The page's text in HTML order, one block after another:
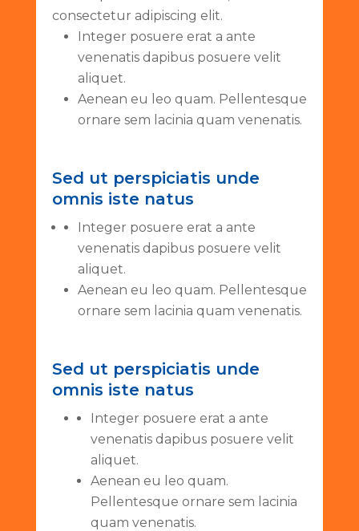
consectetur adipiscing elit.
Integer posuere erat a ante
venenatis dapibus posuere velit
aliquet.
Aenean eu leo quam. Pellentesque
ornare sem lacinia quam venenatis.
Sed ut perspiciatis unde
omnis iste natus
Integer posuere erat a ante
venenatis dapibus posuere velit
aliquet.
Aenean eu leo quam. Pellentesque
ornare sem lacinia quam venenatis.
Sed ut perspiciatis unde
omnis iste natus
Integer posuere erat a ante
venenatis dapibus posuere velit
aliquet.
Aenean eu leo quam.
Pellentesque ornare sem lacinia
quam venenatis.